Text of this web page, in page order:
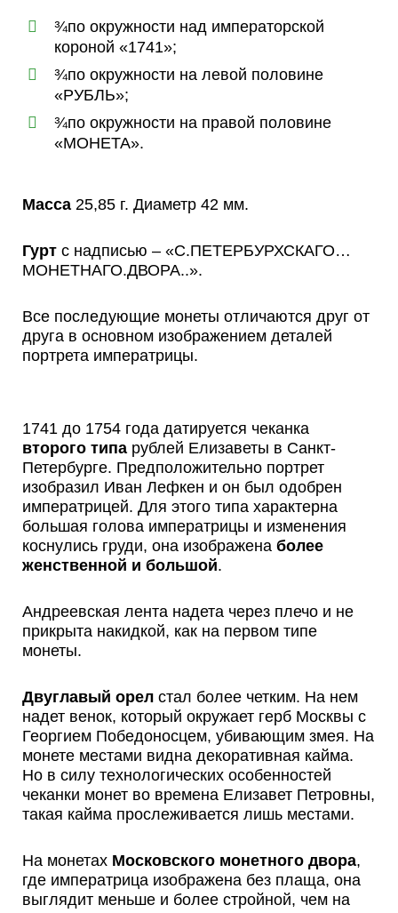
¾по окружности над императорской
короной «1741»;
¾по окружности на левой половине
«РУБЛЬ»;
¾по окружности на правой половине
«МОНЕТА».
Масса 25,85 г. Диаметр 42 мм.
Гурт с надписью – «С.ПЕТЕРБУРХСКАГО…
МОНЕТНАГО.ДВОРА..».
Все последующие монеты отличаются друг от
друга в основном изображением деталей
портрета императрицы.
1741 до 1754 года датируется чеканка
второго типа рублей Елизаветы в Санкт-
Петербурге. Предположительно портрет
изобразил Иван Лефкен и он был одобрен
императрицей. Для этого типа характерна
большая голова императрицы и изменения
коснулись груди, она изображена более
женственной и большой.
Андреевская лента надета через плечо и не
прикрыта накидкой, как на первом типе
монеты.
Двуглавый орел стал более четким. На нем
надет венок, который окружает герб Москвы с
Георгием Победоносцем, убивающим змея. На
монете местами видна декоративная кайма.
Но в силу технологических особенностей
чеканки монет во времена Елизавет Петровны,
такая кайма прослеживается лишь местами.
На монетах Московского монетного двора,
где императрица изображена без плаща, она
выглядит меньше и более стройной, чем на